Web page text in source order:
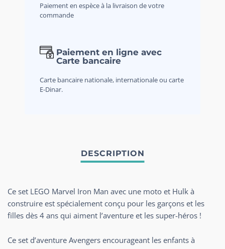
Paiement en espèce à la livraison de votre
commande
Paiement en ligne avec
Carte bancaire
Carte bancaire nationale, internationale ou carte
E-Dinar.
Ce set LEGO Marvel Iron Man avec une moto et Hulk à
construire est spécialement conçu pour les garçons et les
filles dès 4 ans qui aiment l’aventure et les super-héros !
Ce set d’aventure Avengers encourageant les enfants à